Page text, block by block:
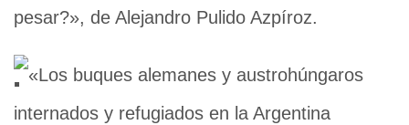
pesar?», de Alejandro Pulido Azpíroz.
«Los buques alemanes y austrohúngaros
internados y refugiados en la Argentina